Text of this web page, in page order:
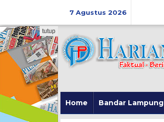
7 Agustus 2026
Home Bandar Lampung
tutup